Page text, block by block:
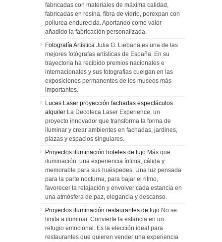
fabricadas con materiales de máxima calidad,
fabricadas en resina, fibra de vidrio, porexpan con
poliurea endurecida. Aportando como valor
añadido la fabricación personalizada.
Fotografía Artística Julia G. Liebana es una de las
mejores fotógrafas artísticas de España. En su
trayectoria ha recibido premios nacionales e
internacionales y sus fotografías cuelgan en las
exposiciones permanentes de los museos más
importantes.
Luces Laser proyección fachadas espectáculos
alquiler La Decoteca Laser Experience, un
proyecto innovador que transforma la forma de
iluminar y crear ambientes en fachadas, jardines,
plazas y espacios singulares.
Proyectos iluminación hoteles de lujo Más que
iluminación: una experiencia íntima, cálida y
memorable para sus huéspedes. Una luz pensada
para la parte nocturna, para bajar el ritmo,
favorecer la relajación y envolver cada estancia en
una atmósfera de paz, elegancia y descanso.
Proyectos iluminación restaurantes de lujo No se
limita a iluminar. Convierte la estancia en un
refugio emocional. Es la elección ideal para
restaurantes que quieren vender una experiencia